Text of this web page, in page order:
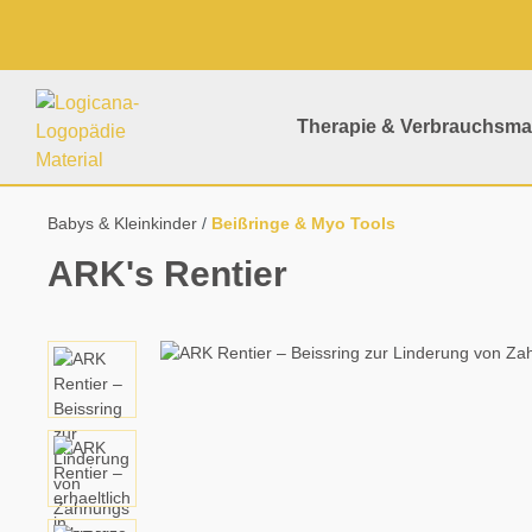
Therapie &
Babys & Kleinkinder Beißringe & Myo Tools
ARK's Rentier
Bildergalerie überspringen